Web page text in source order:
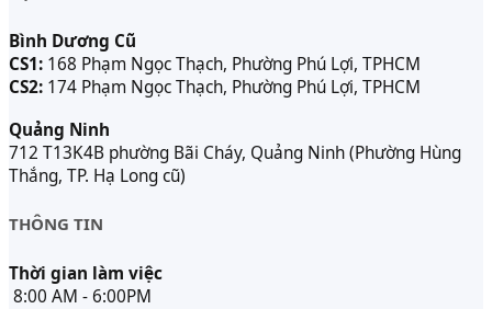
Bình Dương Cũ
CS1: 168 Phạm Ngọc Thạch, Phường Phú Lợi, TPHCM
CS2: 174 Phạm Ngọc Thạch, Phường Phú Lợi, TPHCM
Quảng Ninh
712 T13K4B phường Bãi Cháy, Quảng Ninh (Phường Hùng
Thắng, TP. Hạ Long cũ)
THÔNG TIN
Thời gian làm việc
8:00 AM - 6:00PM